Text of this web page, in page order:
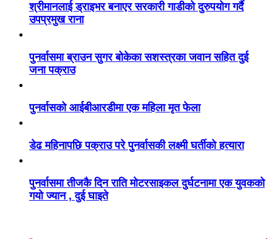
श्रीमानलाई ड्राइभर बनाएर सरकारी गाडीको दुरुपयोग गर्दै
उपप्रमुख राना
पुनर्वासमा ब्राउन सुगर बोकेका सशस्त्रका जवान सहित दुई
जना पक्राउ
पुनर्वासको आईबीआरडीमा एक महिला मृत फेला
डेढ महिनापछि पक्राउ परे पुनर्वासकी लक्ष्मी घर्तीको हत्यारा
पुनर्वासमा तीजकै दिन राति मोटरसाइकल दुर्घटनामा एक युवकको
गयो ज्यान , दुई घाइते